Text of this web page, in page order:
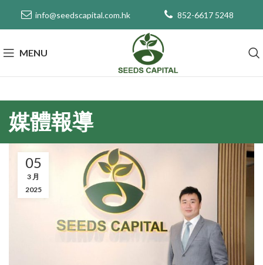
info@seedscapital.com.hk 852-6617 5248
MENU
媒體報導
05
3 月
2025